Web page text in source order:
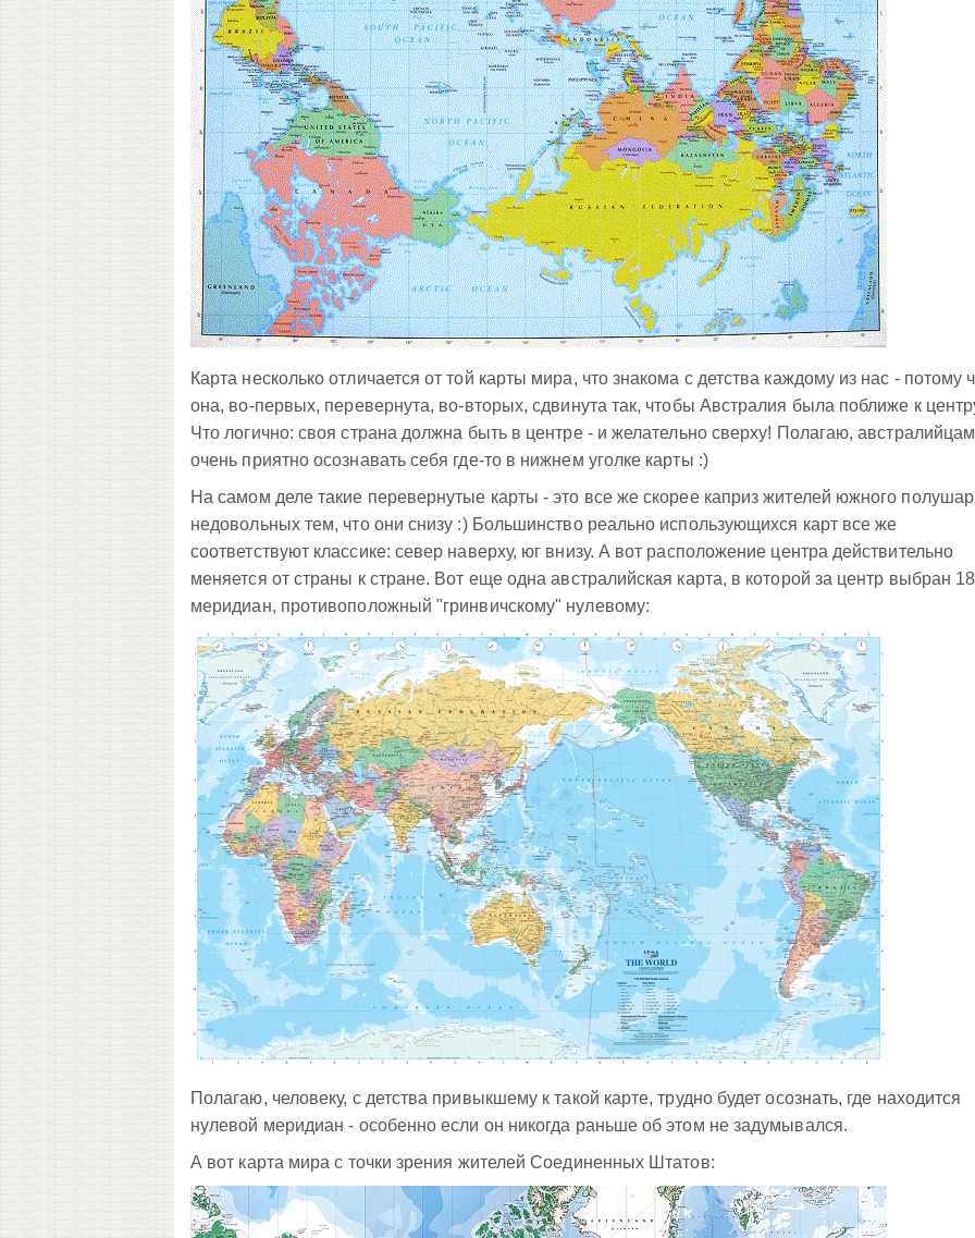
Карта несколько отличается от той карты мира, что знакома с детства каждому из нас - потому
она, во-первых, перевернута, во-вторых, сдвинута так, чтобы Австралия была поближе к
Что логично: своя страна должна быть в центре - и желательно сверху! Полагаю,
очень приятно осознавать себя где-то в нижнем уголке карты :)
На самом деле такие перевернутые карты - это все же скорее каприз жителей южного
недовольных тем, что они снизу :) Большинство реально использующихся карт все же
соответствуют классике: север наверху, юг внизу. А вот расположение центра действительно
меняется от страны к стране. Вот еще одна австралийская карта, в которой за центр выбран
меридиан, противоположный "гринвичскому" нулевому:
Полагаю, человеку, с детства привыкшему к такой карте, трудно будет осознать, где находится
нулевой меридиан - особенно если он никогда раньше об этом не задумывался.
А вот карта мира с точки зрения жителей Соединенных Штатов: